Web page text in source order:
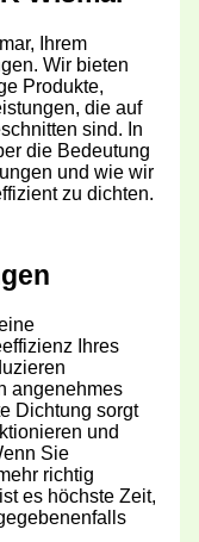
Ihrem
Wir bieten
Produkte,
die auf
sind. In
die Bedeutung
und wie wir
zu dichten.
Ihres
angenehmes
Dichtung sorgt
und
Sie
richtig
es höchste Zeit,